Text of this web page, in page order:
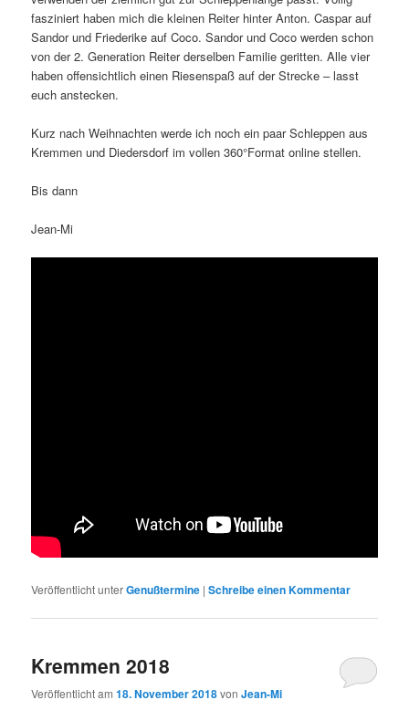
fasziniert haben mich die kleinen Reiter hinter Anton. Caspar auf
Sandor und Friederike auf Coco. Sandor und Coco werden schon
von der 2. Generation Reiter derselben Familie geritten. Alle vier
haben offensichtlich einen Riesenspaß auf der Strecke – lasst
euch anstecken.
Kurz nach Weihnachten werde ich noch ein paar Schleppen aus
Kremmen und Diedersdorf im vollen 360°Format online stellen.
Bis dann
Jean-Mi
Veröffentlicht unterGenußtermine |Schreibe einen Kommentar
Kremmen 2018
Veröffentlicht am18. November 2018vonJean-Mi